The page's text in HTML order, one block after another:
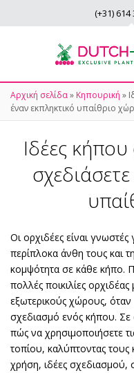
(+31) 614
Αρχική σελίδα» Κηπουρική »
έναν εκπληκτικό υπαίθριο
Ιδέες
Οι ορχιδέες είναι
περίπλοκα άνθη τους και
κομψότητα σε κάθε κήπο.
πολλές ποικιλίες
εξωτερικούς χώρους,
σχεδιασμό ενός κήπου.
πώς να χρησιμοποιήσετε
τοπίου, καλύπτοντας τους
χρήση, ιδέες σχεδιασμού,